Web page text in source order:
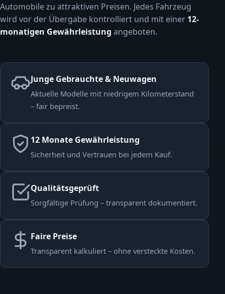
Automobile zu attraktiven Preisen. Jedes Fahrzeug
wird vor der Übergabe kontrolliert und mit einer 12-
monatigen Gewährleistung angeboten.
Junge Gebrauchte & Neuwagen
Aktuelle Modelle mit niedrigem Kilometerstand
– fair bepreist.
12 Monate Gewährleistung
Sicherheit und Vertrauen bei jedem Kauf.
Qualitätsgeprüft
Sorgfältige Prüfung – transparent dokumentiert.
Faire Preise
Transparent kalkuliert – ohne versteckte Kosten.